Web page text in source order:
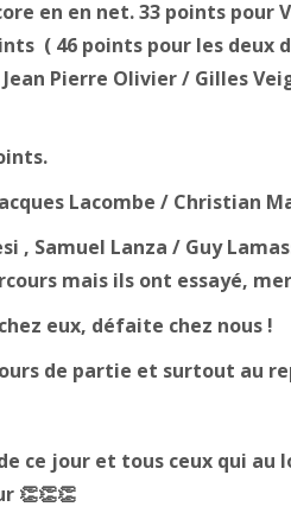
en en net. 33 points pour
( 46 points pour les deux
Pierre Olivier / Gilles
Lacombe / Christian
, Samuel Lanza / Guy
mais ils ont essayé,
eux, défaite chez nous !
de partie et surtout au
ce jour et tous ceux qui au
👏👏👏